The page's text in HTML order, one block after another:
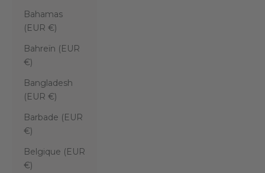
Bahamas
(EUR €)
Bahreïn (EUR
€)
Bangladesh
(EUR €)
Barbade (EUR
€)
Belgique (EUR
€)